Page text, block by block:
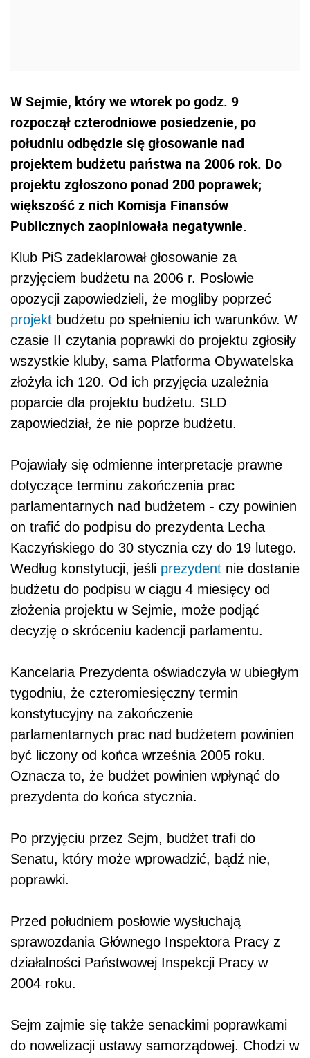
W Sejmie, który we wtorek po godz. 9
rozpoczął czterodniowe posiedzenie, po
południu odbędzie się głosowanie nad
projektem budżetu państwa na 2006 rok. Do
projektu zgłoszono ponad 200 poprawek;
większość z nich Komisja Finansów
Publicznych zaopiniowała negatywnie.
Klub PiS zadeklarował głosowanie za
przyjęciem budżetu na 2006 r. Posłowie
opozycji zapowiedzieli, że mogliby poprzeć
projekt budżetu po spełnieniu ich warunków. W
czasie II czytania poprawki do projektu zgłosiły
wszystkie kluby, sama Platforma Obywatelska
złożyła ich 120. Od ich przyjęcia uzależnia
poparcie dla projektu budżetu. SLD
zapowiedział, że nie poprze budżetu.
Pojawiały się odmienne interpretacje prawne
dotyczące terminu zakończenia prac
parlamentarnych nad budżetem - czy powinien
on trafić do podpisu do prezydenta Lecha
Kaczyńskiego do 30 stycznia czy do 19 lutego.
Według konstytucji, jeśli prezydent nie dostanie
budżetu do podpisu w ciągu 4 miesięcy od
złożenia projektu w Sejmie, może podjąć
decyzję o skróceniu kadencji parlamentu.
Kancelaria Prezydenta oświadczyła w ubiegłym
tygodniu, że czteromiesięczny termin
konstytucyjny na zakończenie
parlamentarnych prac nad budżetem powinien
być liczony od końca września 2005 roku.
Oznacza to, że budżet powinien wpłynąć do
prezydenta do końca stycznia.
Po przyjęciu przez Sejm, budżet trafi do
Senatu, który może wprowadzić, bądź nie,
poprawki.
Przed południem posłowie wysłuchają
sprawozdania Głównego Inspektora Pracy z
działalności Państwowej Inspekcji Pracy w
2004 roku.
Sejm zajmie się także senackimi poprawkami
do nowelizacji ustawy samorządowej. Chodzi w